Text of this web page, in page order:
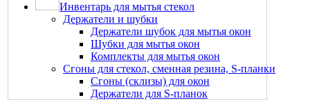
Инвентарь для мытья стекол
Держатели и шубки
Держатели шубок для мытья окон
Шубки для мытья окон
Комплекты для мытья окон
Сгоны для стекол, сменная резина, S-планки
Сгоны (склизы) для окон
Держатели для S-планок